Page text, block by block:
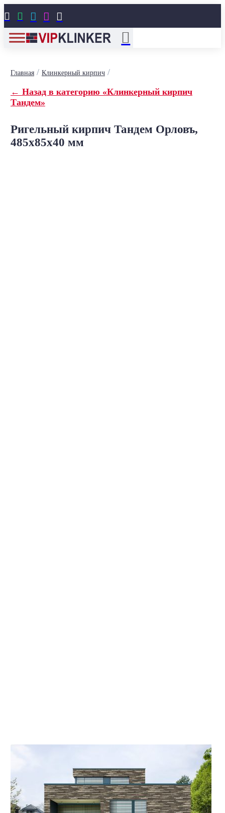
    
Главная/ Клинкерный кирпич/
← Назад в категорию «Клинкерный кирпич
Тандем»
Ригельный кирпич Тандем Орловъ,
485x85x40 мм